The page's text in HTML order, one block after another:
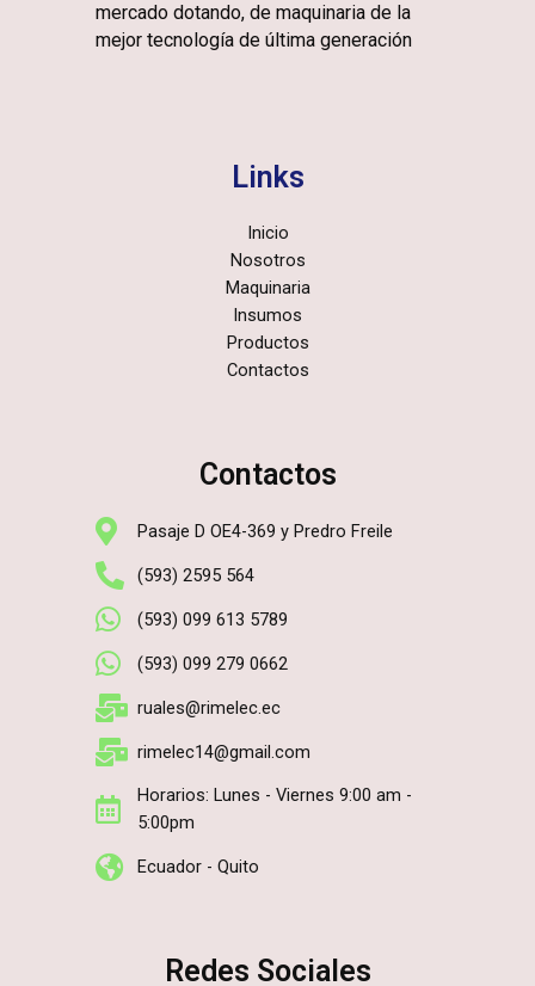
mercado dotando, de maquinaria de la
mejor tecnología de última generación
Links
Inicio
Nosotros
Maquinaria
Insumos
Productos
Contactos
Contactos
Pasaje D OE4-369 y Predro Freile
(593) 2595 564
(593) 099 613 5789
(593) 099 279 0662
ruales@rimelec.ec
rimelec14@gmail.com
Horarios: Lunes - Viernes 9:00 am -
5:00pm
Ecuador - Quito
Redes Sociales